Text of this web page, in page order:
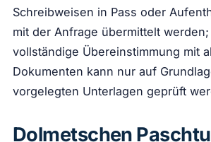
Schreibweisen in Pass oder
mit der Anfrage übermittelt
vollständige Übereinstimmung mit
Dokumenten kann nur auf
vorgelegten Unterlagen geprüft
Dolmetschen